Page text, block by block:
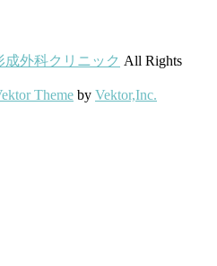
外科クリニック All Rights
Theme by Vektor,Inc.